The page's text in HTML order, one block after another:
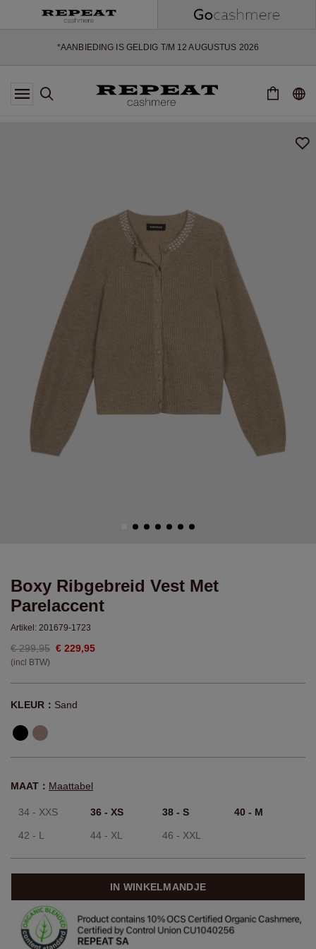
*AANBIEDING IS GELDIG T/M 12 AUGUSTUS 2026
*NIET GELDIG VOOR LIMITED EDITION
*UITZONDERINGEN KUNNEN VAN TOEPASSING ZIJN
Boxy Ribgebreid Vest Met
Parelaccent
Artikel: 201679-1723
€ 299,95 € 229,95
(incl BTW)
KLEUR： Sand
MAAT： Maattabel
34 - XXS 36 - XS 38 - S 40 - M
42 - L 44 - XL 46 - XXL
IN WINKELMANDJE